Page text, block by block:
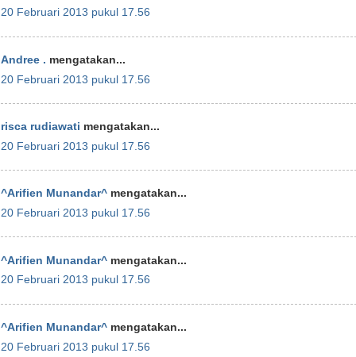
20 Februari 2013 pukul 17.56
Andree . mengatakan...
20 Februari 2013 pukul 17.56
risca rudiawati mengatakan...
20 Februari 2013 pukul 17.56
^Arifien Munandar^ mengatakan...
20 Februari 2013 pukul 17.56
^Arifien Munandar^ mengatakan...
20 Februari 2013 pukul 17.56
^Arifien Munandar^ mengatakan...
20 Februari 2013 pukul 17.56